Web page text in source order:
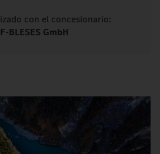
con el concesionario:
BLESES GmbH